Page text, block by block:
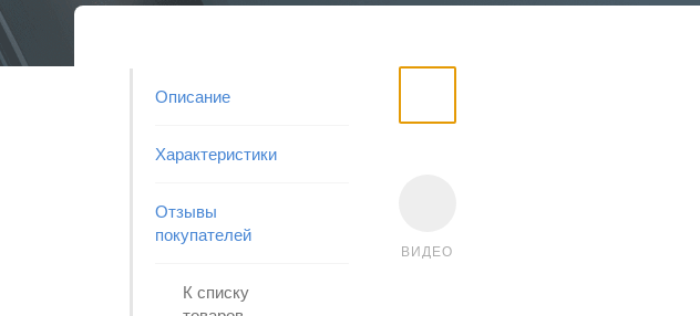
Описание
Характеристики
Отзывы
покупателей
К списку
ВИДЕО